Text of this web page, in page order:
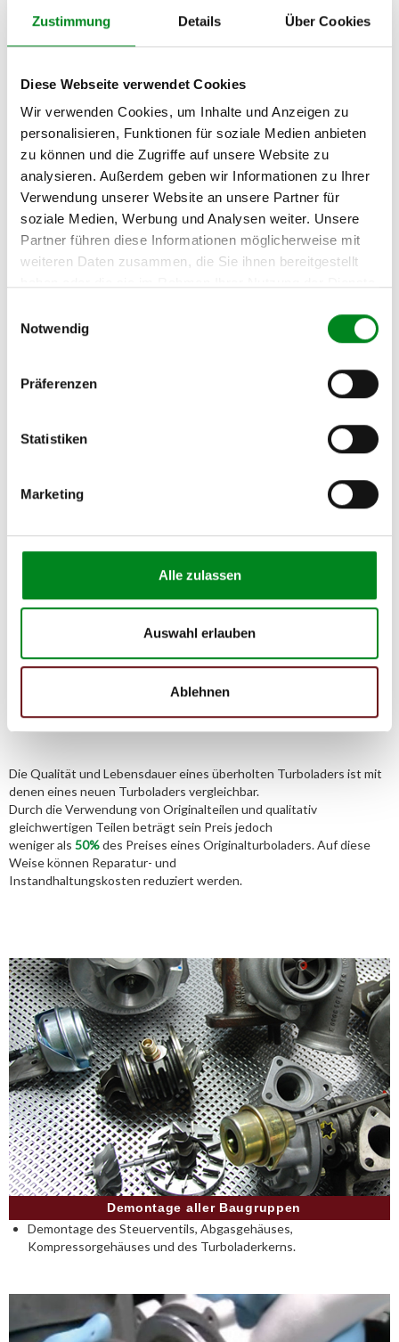
Zustimmung Details Über Cookies
Diese Webseite verwendet Cookies
Wir verwenden Cookies, um Inhalte und Anzeigen zu
personalisieren, Funktionen für soziale Medien anbieten
zu können und die Zugriffe auf unsere Website zu
analysieren. Außerdem geben wir Informationen zu Ihrer
Verwendung unserer Website an unsere Partner für
soziale Medien, Werbung und Analysen weiter. Unsere
Partner führen diese Informationen möglicherweise mit
weiteren Daten zusammen, die Sie ihnen bereitgestellt
Notwendig
Präferenzen
Statistiken
Marketing
Alle zulassen
Auswahl erlauben
Ablehnen
TRANSPORTER T5
Zyl.
Zur exakten Fahrzeug-Identifizierung können Sie auch unseren
Support kontaktieren (Chat, Telefon oder E-Mail).
Wir benötigen folgende Fahrzeugdaten:Schlüsselnummer zu 2
(2.1) und zu 3 (2.2) oder
Fahrgestellnummer
Passendes Fahrzeug nicht dabei?
Fahrzeug-Suche für AT-Turbolader»
Person
Unternehmensname:
Am Wasserturm 55, Coesfeld, NRW, 48653, DE
info@tmc-turbo.de
Der Aufbereitungsprozess für
Turbolader
Die Qualität und Lebensdauer eines überholten Turboladers ist mit
denen eines neuen Turboladers vergleichbar.
Durch die Verwendung von Originalteilen und qualitativ
gleichwertigen Teilen beträgt sein Preis jedoch
weniger als 50%des Preises eines Originalturboladers. Auf diese
Weise können Reparatur- und
Instandhaltungskosten reduziert werden.
Demontage aller Baugruppen
Demontage des Steuerventils, Abgasgehäuses,
Kompressorgehäuses und des Turboladerkerns.